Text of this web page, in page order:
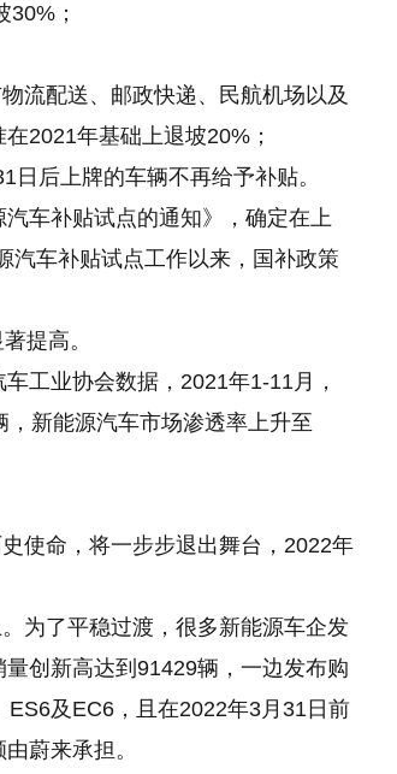
；
流配送、邮政快递、民航机场以及
2021年基础上退坡20%；
后上牌的车辆不再给予补贴。
车补贴试点的通知》，确定在上
汽车补贴试点工作以来，国补政策
提高。
工业协会数据，2021年1-11月，
新能源汽车市场渗透率上升至
使命，将一步步退出舞台，2022年
为了平稳过渡，很多新能源车企发
创新高达到91429辆，一边发布购
及EC6，且在2022年3月31日前
蔚来承担。